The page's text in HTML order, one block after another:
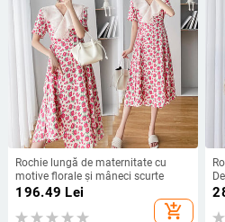
Rochie lungă de maternitate cu
motive florale și mâneci scurte
196.49 Lei
add_shopping_cart